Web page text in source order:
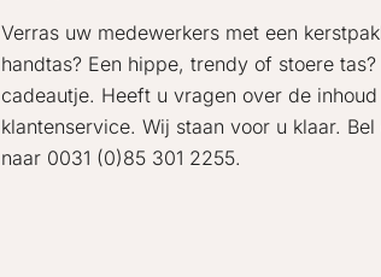
Verras uw medewerkers met een
handtas? Een hippe, trendy of stoere
cadeautje. Heeft u vragen over de
klantenservice. Wij staan voor u klaar.
naar 0031 (0)85 301 2255.